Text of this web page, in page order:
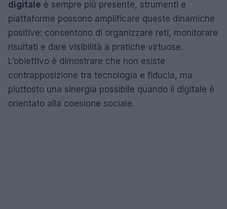
digitale è sempre più presente, strumenti e
piattaforme possono amplificare queste dinamiche
positive: consentono di organizzare reti, monitorare
risultati e dare visibilità a pratiche virtuose.
L’obiettivo è dimostrare che non esiste
contrapposizione tra tecnologia e fiducia, ma
piuttosto una sinergia possibile quando il digitale è
orientato alla coesione sociale.